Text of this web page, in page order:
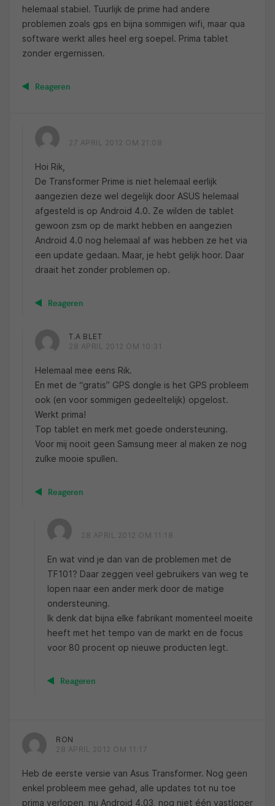
helemaal stabiel. Tuurlijk de prime had andere
problemen zoals gps en bijna sommigen wifi, maar qua
software werkt alles heel erg soepel. Prima tablet
zonder ergernissen.
Reageren
27 APRIL 2012 OM 21:08
Hoi Rik,
De Transformer Prime is niet helemaal eerlijk
aangezien deze wel degelijk door ASUS helemaal
afgesteld is op Android 4.0. Ze wilden de tablet
gewoon zsm op de markt hebben en aangezien
Android 4.0 nog helemaal af was hebben ze het via
een update gedaan. Maar, je hebt gelijk hoor. Daar
draait het zonder problemen op.
Reageren
T.A BLET
28 APRIL 2012 OM 10:31
Helemaal mee eens Rik.
En met de “gratis” GPS dongle is het GPS probleem
ook (en voor sommigen gedeeltelijk) opgelost.
Werkt prima!
Top tablet en merk met goede ondersteuning.
Voor mij nooit geen Samsung meer al maken ze nog
zulke mooie spullen.
Reageren
28 APRIL 2012 OM 11:18
En wat vind je dan van de problemen met de
TF101? Daar zeggen veel gebruikers van weg te
lopen naar een ander merk door de matige
ondersteuning.
Ik denk dat bijna elke fabrikant momenteel moeite
heeft met het tempo van de markt en de focus
voor 80 procent op nieuwe producten legt.
Reageren
RON
28 APRIL 2012 OM 11:17
Heb de eerste versie van Asus Transformer. Nog geen
enkel probleem mee gehad, alle updates tot nu toe
prima verlopen, nu Android 4.03, nog niet één vastloper